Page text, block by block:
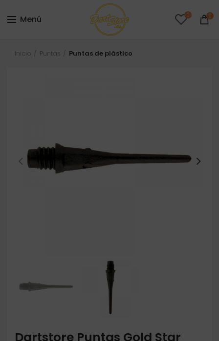
Menú 0 0
Inicio Puntas Puntas de plástico
Dartstore Puntas Gold Star